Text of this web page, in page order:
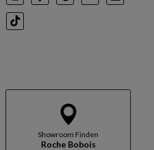
Showroom Finden
Roche Bobois
TikTok